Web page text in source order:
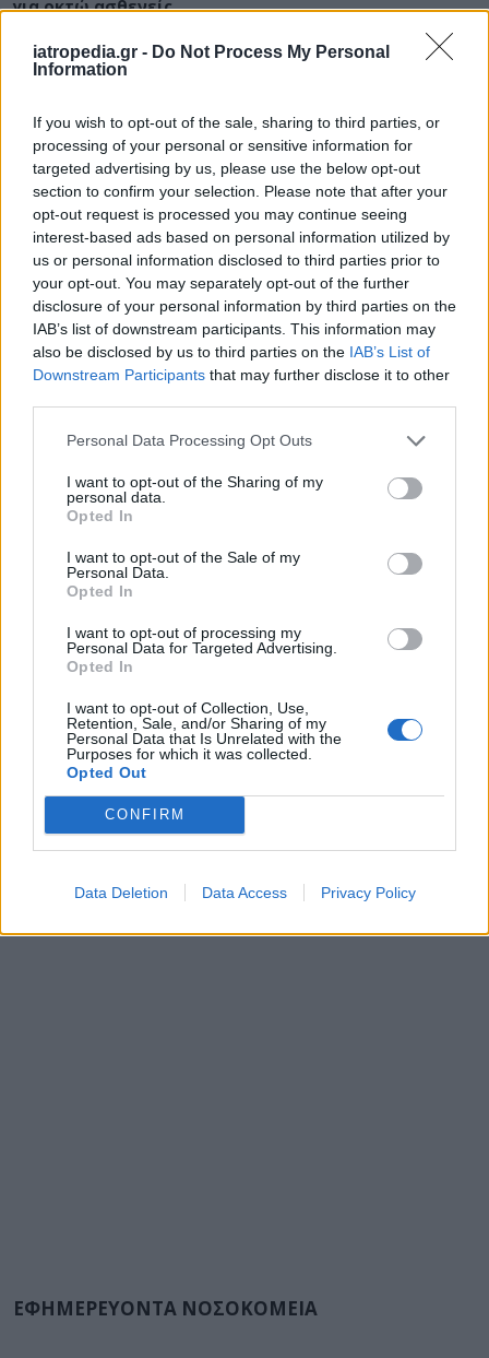
iatropedia.gr - Do Not Process My Personal
Information
If you wish to opt-out of the sale, sharing to third parties, or
processing of your personal or sensitive information for
targeted advertising by us, please use the below opt-out
section to confirm your selection. Please note that after your
opt-out request is processed you may continue seeing
interest-based ads based on personal information utilized by
us or personal information disclosed to third parties prior to
your opt-out. You may separately opt-out of the further
disclosure of your personal information by third parties on the
IAB’s list of downstream participants. This information may
also be disclosed by us to third parties on the IAB’s List of
Downstream Participants that may further disclose it to other
Personal Data Processing Opt Outs
I want to opt-out of the Sharing of my
personal data.
Opted In
I want to opt-out of the Sale of my
Personal Data.
Opted In
I want to opt-out of processing my
Personal Data for Targeted Advertising.
Opted In
I want to opt-out of Collection, Use,
Retention, Sale, and/or Sharing of my
Personal Data that Is Unrelated with the
Purposes for which it was collected.
Opted Out
CONFIRM
Data Deletion Data Access Privacy Policy
για οκτώ ασθενείς
ΕΙΔΗΣΕΙΣ 10 Αυγούστου 2026 10:15
Νοσοκομείο Βόλου: Δύο εκδοχές και μία ΕΔΕ για βίαιο
επεισόδιο – Με το μέρος των γιατρών ο Άδωνις
Γεωργιάδης
ΔΙΑΤΡΟΦΗ 10 Αυγούστου 2026 09:30
Διαβήτης και καλοκαιρινά φρούτα: Ποια
επιτρέπονται και τι χρειάζεται προσοχή
ΕΦΗΜΕΡΕΥΟΝΤΑ ΝΟΣΟΚΟΜΕΙΑ